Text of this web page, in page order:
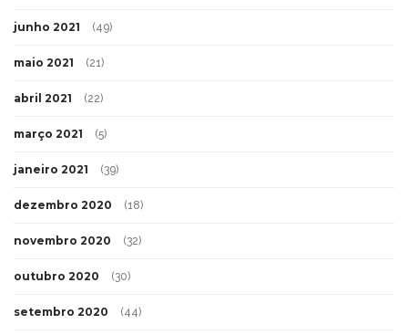
junho 2021 (49)
maio 2021 (21)
abril 2021 (22)
março 2021 (5)
janeiro 2021 (39)
dezembro 2020 (18)
novembro 2020 (32)
outubro 2020 (30)
setembro 2020 (44)